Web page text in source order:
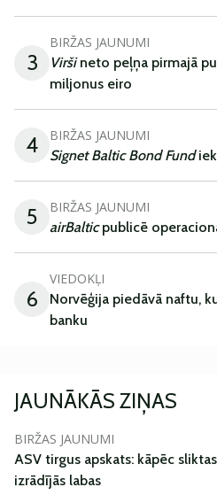
3
BIRŽAS JAUNUMI
Viršineto peļņa pirmajā
miljonus eiro
4 BIRŽAS JAUNUMI
Signet Baltic Bond Fund
5 BIRŽAS JAUNUMI
airBalticpublicē
6
VIEDOKĻI
Norvēģija piedāvā naftu,
banku
JAUNĀKĀS ZIŅAS
BIRŽAS JAUNUMI
ASV tirgus apskats: kāpēc
izrādījās labas